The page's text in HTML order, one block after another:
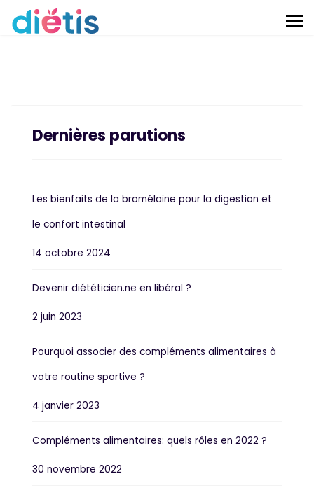
Dernières parutions
Les bienfaits de la bromélaïne pour la digestion et
le confort intestinal
14 octobre 2024
Devenir diététicien.ne en libéral ?
2 juin 2023
Pourquoi associer des compléments alimentaires à
votre routine sportive ?
4 janvier 2023
Compléments alimentaires: quels rôles en 2022 ?
30 novembre 2022